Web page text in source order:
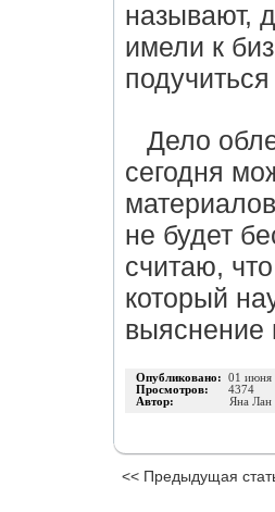
называют,
имели к
Дело
сегодня
не будет
считаю,
который
выяснение
Опубликовано: 01 июня
Просмотров: 4374
Автор:
Яна Лан
<< Предыдущая